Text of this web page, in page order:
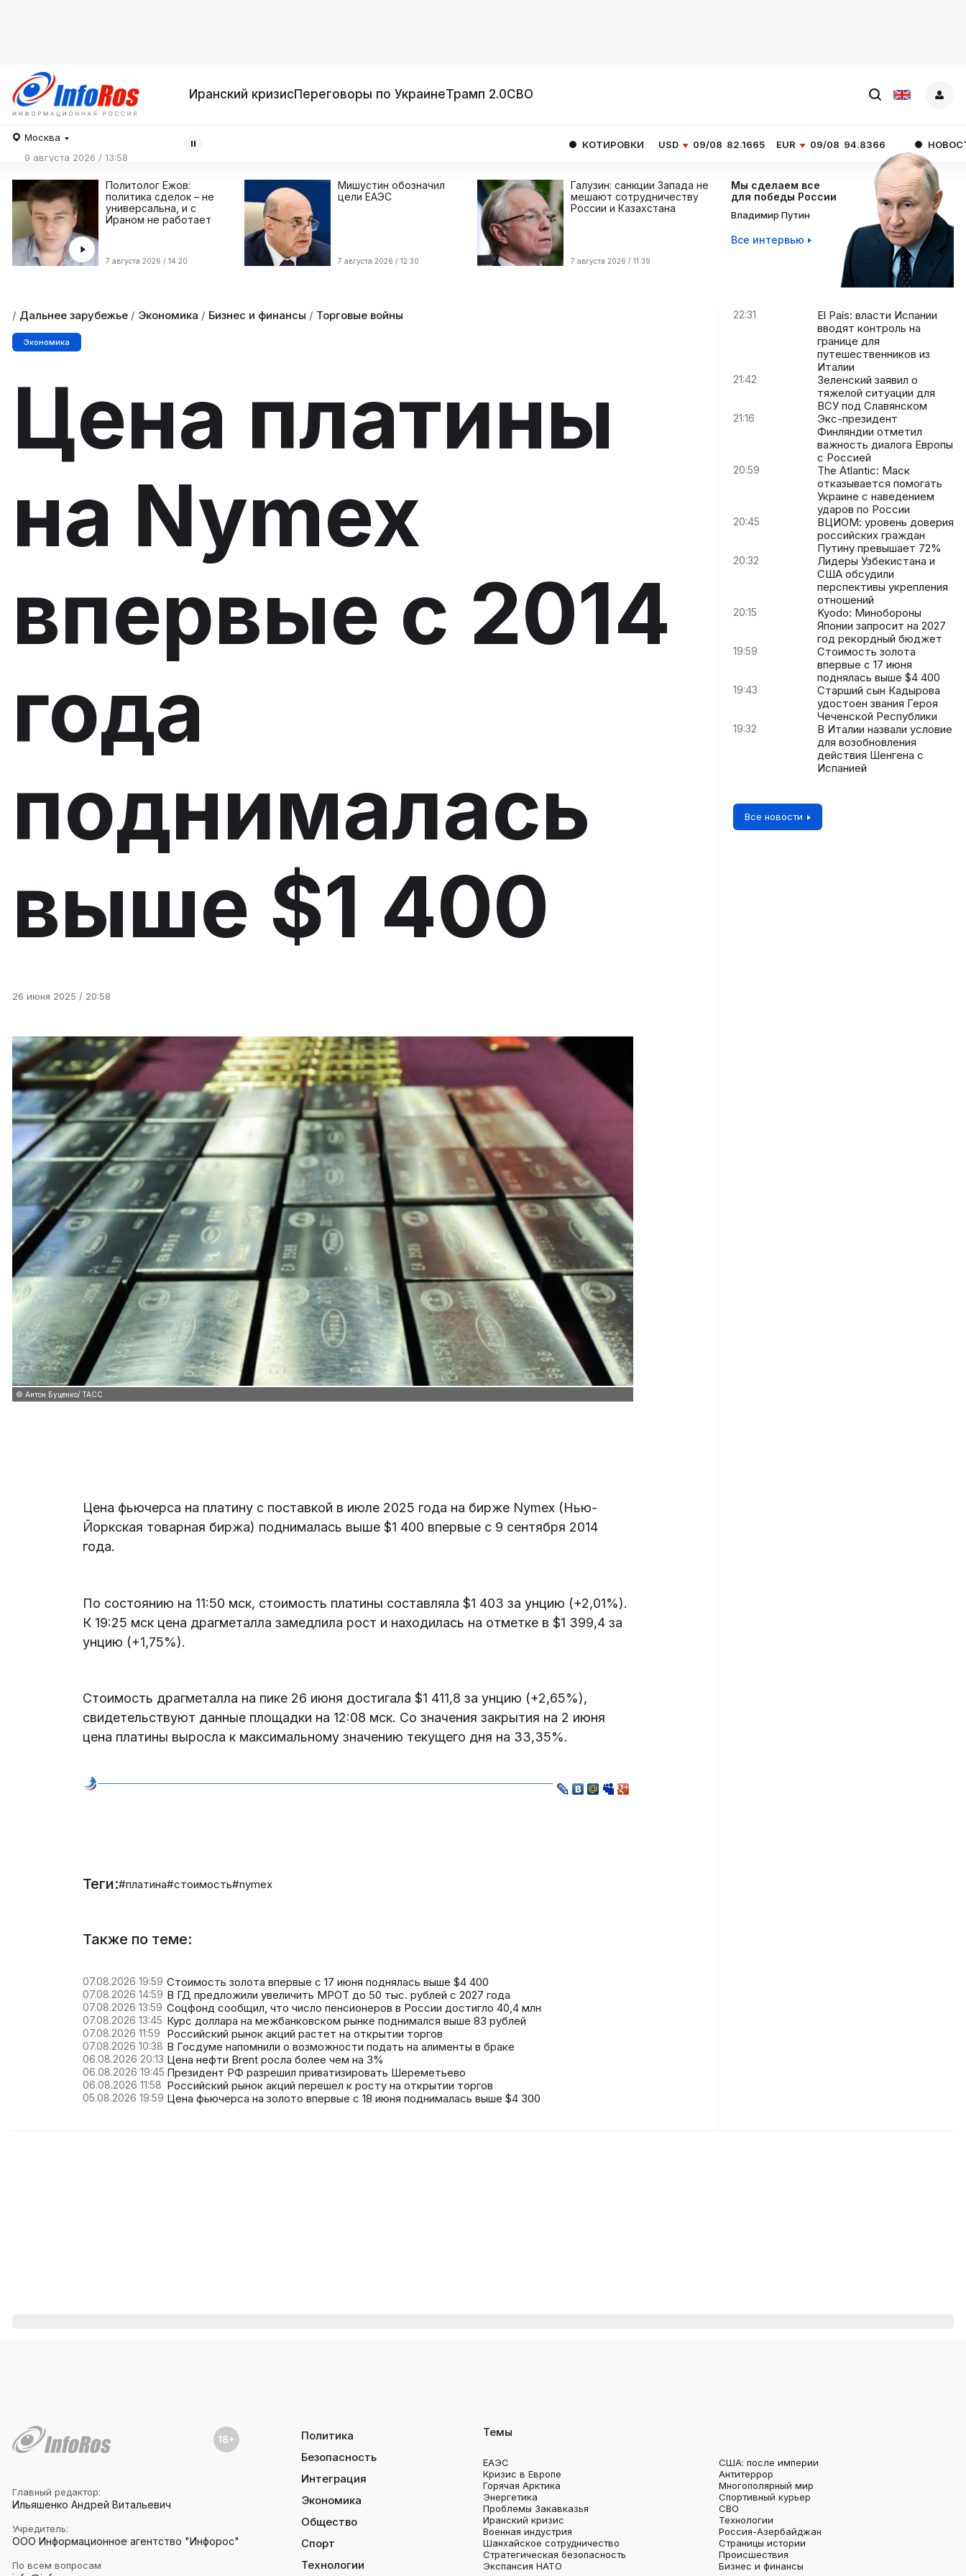
Иранский кризисПереговоры по УкраинеТрамп 2.0СВО
Москва
9 августа 2026 / 13:58
КОТИРОВКИ USD 09/08 82.1665 EUR 09/08 94.8366 НОВОСТИ ЧАСА El
Политолог Ежов:
политика сделок – не
универсальна, и с
Ираном не работает
7 августа 2026 / 14:20
Мишустин обозначил
цели ЕАЭС
7 августа 2026 / 12:30
Галузин: санкции Запада не
мешают сотрудничеству
России и Казахстана
7 августа 2026 / 11:39
Мы сделаем все
для победы России
Владимир Путин
Все интервью
/ Дальнее зарубежье / Экономика / Бизнес и финансы / Торговые войны
Экономика
Цена платины
на Nymex
впервые с 2014
года
поднималась
выше $1 400
26 июня 2025 / 20:58
© Антон Буценко/ ТАСС
Цена фьючерса на платину с поставкой в июле 2025 года на бирже Nymex (Нью-
Йоркская товарная биржа) поднималась выше $1 400 впервые с 9 сентября 2014
года.
По состоянию на 11:50 мск, стоимость платины составляла $1 403 за унцию (+2,01%).
К 19:25 мск цена драгметалла замедлила рост и находилась на отметке в $1 399,4 за
унцию (+1,75%).
Стоимость драгметалла на пике 26 июня достигала $1 411,8 за унцию (+2,65%),
свидетельствуют данные площадки на 12:08 мск. Со значения закрытия на 2 июня
цена платины выросла к максимальному значению текущего дня на 33,35%.
Теги:#платина#стоимость#nymex
Также по теме:
07.08.2026 19:59 Стоимость золота впервые с 17 июня поднялась выше $4 400
07.08.2026 14:59 В ГД предложили увеличить МРОТ до 50 тыс. рублей с 2027 года
07.08.2026 13:59 Соцфонд сообщил, что число пенсионеров в России достигло 40,4 млн
07.08.2026 13:45 Курс доллара на межбанковском рынке поднимался выше 83 рублей
07.08.2026 11:59 Российский рынок акций растет на открытии торгов
07.08.2026 10:38 В Госдуме напомнили о возможности подать на алименты в браке
06.08.2026 20:13 Цена нефти Brent росла более чем на 3%
06.08.2026 19:45 Президент РФ разрешил приватизировать Шереметьево
06.08.2026 11:58 Российский рынок акций перешел к росту на открытии торгов
05.08.2026 19:59 Цена фьючерса на золото впервые с 18 июня поднималась выше $4 300
22:31
El País: власти Испании
вводят контроль на
границе для
путешественников из
Италии
21:42
Зеленский заявил о
тяжелой ситуации для
ВСУ под Славянском
21:16
Экс-президент
Финляндии отметил
важность диалога Европы
с Россией
20:59
The Atlantic: Маск
отказывается помогать
Украине с наведением
ударов по России
20:45
ВЦИОМ: уровень доверия
российских граждан
Путину превышает 72%
20:32
Лидеры Узбекистана и
США обсудили
перспективы укрепления
отношений
20:15
Kyodo: Минобороны
Японии запросит на 2027
год рекордный бюджет
19:59
Стоимость золота
впервые с 17 июня
поднялась выше $4 400
19:43
Старший сын Кадырова
удостоен звания Героя
Чеченской Республики
19:32
В Италии назвали условие
для возобновления
действия Шенгена с
Испанией
Все новости
Главный редактор:
Ильяшенко Андрей Витальевич
Учредитель:
ООО Информационное агентство "Инфорос"
По всем вопросам
Политика
Безопасность
Интеграция
Экономика
Общество
Спорт
Технологии
Темы
ЕАЭС
США: после империи
Кризис в Европе
Антитеррор
Горячая Арктика
Многополярный мир
Энергетика
Спортивный курьер
Проблемы Закавказья
СВО
Иранский кризис
Технологии
Военная индустрия
Россия-Азербайджан
Шанхайское сотрудничество
Страницы истории
Стратегическая безопасность
Происшествия
Экспансия НАТО
Бизнес и финансы